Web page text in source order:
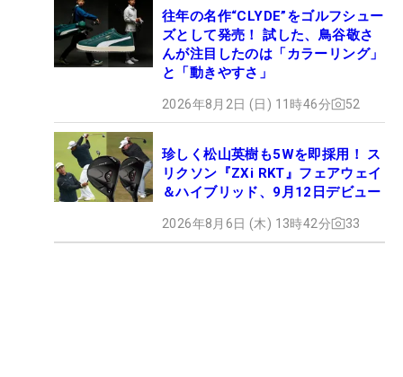
往年の名作“CLYDE”をゴルフシュー
ズとして発売！ 試した、鳥谷敬さ
んが注目したのは「カラーリング」
と「動きやすさ」
2026年8月2日 (日) 11時46分 52
珍しく松山英樹も5Wを即採用！ ス
リクソン『ZXi RKT』フェアウェイ
＆ハイブリッド、9月12日デビュー
2026年8月6日 (木) 13時42分 33